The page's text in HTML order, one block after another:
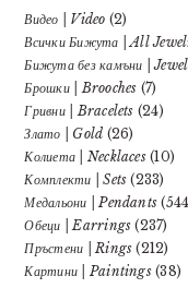
Видео | Video (2)
Всички Бижута | All
Бижута без камъни |
Брошки | Brooches (7)
Гривни | Bracelets (24)
Злато | Gold (26)
Колиета | Necklaces(10)
Комплекти | Sets (233)
Медальони | Pendants
Обеци | Earrings (237)
Пръстени | Rings (212)
Картини | Paintings(38)